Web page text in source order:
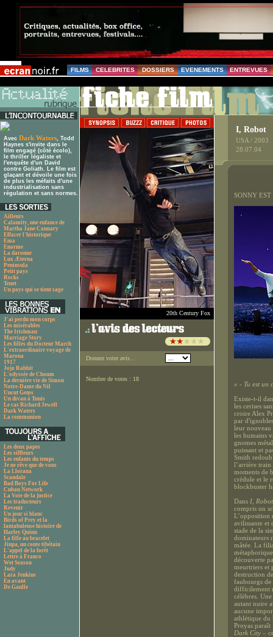
FILMS CELEBRITES DOSSIERS EVENEMENTS ENTREVUES
Avec Dark Waters, Todd
Haynes s'invite dans le
film engagé (côté écolo),
le thriller légaliste et
l'enquête d'un David
contre Goliath. Le film est
glaçant et dévoile une fois
de plus les méfaits d'une
industrialisation sans
régulation et sans normes.
Ailleurs
Calamity, une enfance de
Martha Jane Cannary
Effacer l'historique
Ema
Enorme
La daronne
Lux Æterna
Peninsula
Petit pays
Rocks
Tenet
Un pays qui se tient sage
J'ai perdu mon corps
Les misérables
The Irishman
Marriage Story
Les filles du Docteur March
L'extraordinaire voyage de
Marona
1917
Jojo Rabbit
L'odyssée de Choum
La dernière vie de Simon
Notre-Dame du Nil
Uncut Gems
Un divan à Tunis
Le cas Richard Jewell
Dark Waters
La communion
Les deux papes
Les siffleurs
Les enfants du temps
Je ne rêve que de vous
La Llorana
Scandale
Bad Boys For Life
Cuban Network
La Voie de la justice
Les traducteurs
Revenir
Un jour si blanc
Birds of Prey et la
fantabuleuse histoire de
Harley Quinn
La fille au bracelet
Jinpa, un conte tibétain
L'appel de la forêt
Lettre à Franco
Wet Season
Judy
Lara Jenkins
En avant
De Gaulle
20th Century Fox
Donnez votre avis...
Nombre de votes : 18
I, Robot
USA / 2003
28.07.04
SONNY EST
« - Tu est un
Existe-t-il
les cerises
croire Alex
par
leur nouveau
les humains
gnomes
puissant et
Smith
l’arrière train
moments de
crédule et le
blockbuster
Dans I, Robot
compris un
L’opposition
avilissante et
stade de la
dominateurs
mâtée. La
découverte
meurtriers et
destruction
faubourgs de
difficilement
célèbres.
autant nuire
aucune
athlétique du
Proyas
Dark City –